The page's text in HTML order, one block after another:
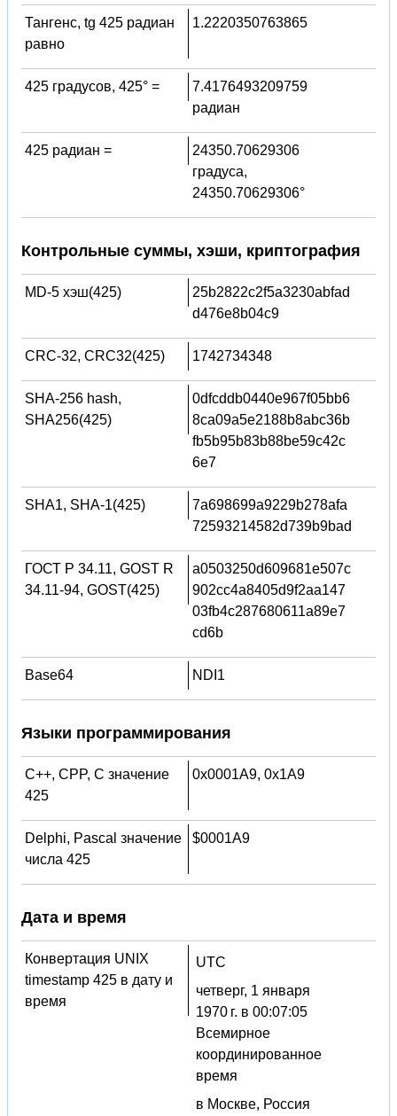
Тангенс, tg 425 радиан
равно
1.2220350763865
425 градусов, 425° =
7.4176493209759
радиан
425 радиан =
24350.70629306
градуса,
24350.70629306°
Контрольные суммы, хэши, криптография
MD-5 хэш(425)
25b2822c2f5a3230abfad
d476e8b04c9
CRC-32, CRC32(425) 1742734348
SHA-256 hash,
SHA256(425)
0dfcddb0440e967f05bb6
8ca09a5e2188b8abc36b
fb5b95b83b88be59c42c
6e7
SHA1, SHA-1(425)
7a698699a9229b278afa
72593214582d739b9bad
ГОСТ Р 34.11, GOST R
34.11-94, GOST(425)
a0503250d609681e507c
902cc4a8405d9f2aa147
03fb4c287680611a89e7
cd6b
Base64 NDI1
Языки программирования
C++, CPP, C значение
425
0x0001A9, 0x1A9
Delphi, Pascal значение
числа 425
$0001A9
Дата и время
Конвертация UNIX
timestamp 425 в дату и
время
UTC
четверг, 1 января
1970 г. в 00:07:05
Всемирное
координированное
время
в Москве, Россия